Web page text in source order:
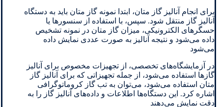
برای انجام آنالیز گاز متان، ابتدا نمونه گاز متان باید به دستگاه
آنالیز گاز منتقل شود. سپس، با استفاده از سنسورها یا
حسگرهای الکترونیکی، میزان گاز متان در نمونه تشخیص
داده می‌شود و نتیجه آنالیز به صورت عددی نمایش داده
می‌شود
در آزمایشگاه‌های تخصصی، از تجهیزات مخصوص برای آنالیز
گازها استفاده می‌شود، از جمله تجهیزاتی که برای آنالیز گاز
متان استفاده می‌شود، می‌توان به تب گاز کروماتوگرافی
اشاره کرد. این دستگاه‌ها اطلاعات و داده‌های آنالیز گاز را به
دقت نمایش می‌دهند